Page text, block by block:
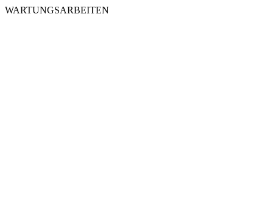
WARTUNGSARBEITEN